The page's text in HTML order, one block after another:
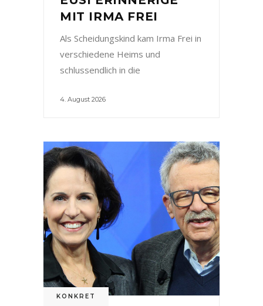
MIT IRMA FREI
Als Scheidungskind kam Irma Frei in
verschiedene Heims und
schlussendlich in die
4. August 2026
KONKRET